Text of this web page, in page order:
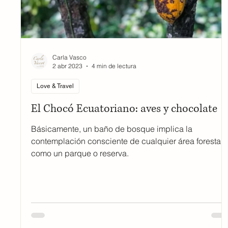
El Chocó Ecuatoriano: aves y chocolate
Básicamente, un baño de bosque implica la
contemplación consciente de cualquier área forestal
como un parque o reserva.
Love & Travel
Carla Vasco
2 abr 2023
4 min de lectura